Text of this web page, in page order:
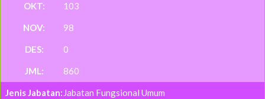
103
98
0
860
Jabatan Fungsional Umum